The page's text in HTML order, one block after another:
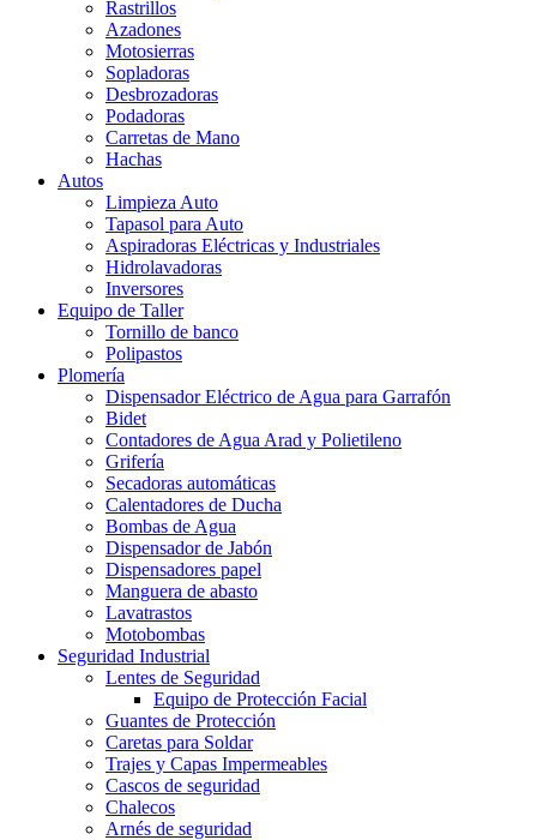
Rastrillos
Azadones
Motosierras
Sopladoras
Desbrozadoras
Podadoras
Carretas de Mano
Hachas
Autos
Limpieza Auto
Tapasol para Auto
Aspiradoras Eléctricas y Industriales
Hidrolavadoras
Inversores
Equipo de Taller
Tornillo de banco
Polipastos
Plomería
Dispensador Eléctrico de Agua para Garrafón
Bidet
Contadores de Agua Arad y Polietileno
Grifería
Secadoras automáticas
Calentadores de Ducha
Bombas de Agua
Dispensador de Jabón
Dispensadores papel
Manguera de abasto
Lavatrastos
Motobombas
Seguridad Industrial
Lentes de Seguridad
Equipo de Protección Facial
Guantes de Protección
Caretas para Soldar
Trajes y Capas Impermeables
Cascos de seguridad
Chalecos
Arnés de seguridad